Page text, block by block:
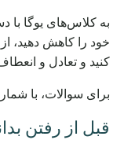
به کلاس‌های یوگا با
خود را کاهش دهید،
کنید و تعادل و
برای سوالات، با شماره ۵۱۲.۹۷۸.۸۵۲۸ تماس
قبل از رفتن